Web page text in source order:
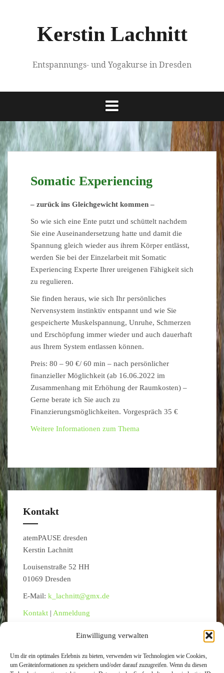
Einwilligung verwalten
Um dir ein optimales Erlebnis zu bieten, verwenden wir Technologien wie Cookies,
um Geräteinformationen zu speichern und/oder darauf zuzugreifen. Wenn du diesen
Kerstin Lachnitt
Entspannungs- und Yogakurse in Dresden
Somatic Experiencing
– zurück ins Gleichgewicht kommen –
So wie sich eine Ente putzt und schüttelt nachdem
Sie eine Auseinandersetzung hatte und damit die
Spannung gleich wieder aus ihrem Körper entlässt,
werden Sie bei der Einzelarbeit mit Somatic
Experiencing Experte Ihrer ureigenen Fähigkeit sich
zu regulieren.
Sie finden heraus, wie sich Ihr persönliches
Nervensystem instinktiv entspannt und wie Sie
gespeicherte Muskelspannung, Unruhe, Schmerzen
und Erschöpfung immer wieder und auch dauerhaft
aus Ihrem System entlassen können.
Preis: 80 – 90 €/ 60 min – nach persönlicher
finanzieller Möglichkeit (ab 16.06.2022 im
Zusammenhang mit Erhöhung der Raumkosten) –
Gerne berate ich Sie auch zu
Finanzierungsmöglichkeiten. Vorgespräch 35 €
Weitere Informationen zum Thema
Kontakt
atemPAUSE dresden
Kerstin Lachnitt
Louisenstraße 52 HH
01069 Dresden
E-Mail: k_lachnitt@gmx.de
Kontakt | Anmeldung